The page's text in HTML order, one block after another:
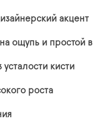
акцент
ощупь и простой
кисти
роста